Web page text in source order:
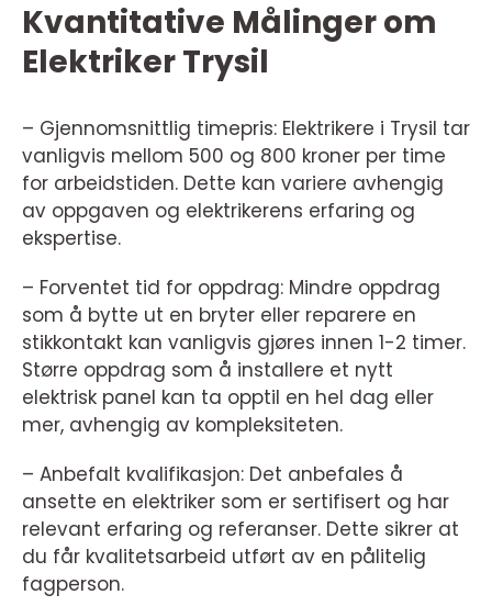
Kvantitative Målinger om
Elektriker Trysil
– Gjennomsnittlig timepris: Elektrikere i Trysil tar
vanligvis mellom 500 og 800 kroner per time
for arbeidstiden. Dette kan variere avhengig
av oppgaven og elektrikerens erfaring og
ekspertise.
– Forventet tid for oppdrag: Mindre oppdrag
som å bytte ut en bryter eller reparere en
stikkontakt kan vanligvis gjøres innen 1-2 timer.
Større oppdrag som å installere et nytt
elektrisk panel kan ta opptil en hel dag eller
mer, avhengig av kompleksiteten.
– Anbefalt kvalifikasjon: Det anbefales å
ansette en elektriker som er sertifisert og har
relevant erfaring og referanser. Dette sikrer at
du får kvalitetsarbeid utført av en pålitelig
fagperson.